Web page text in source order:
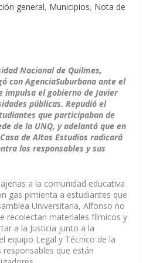
general, Municipios, Nota de
Nacional de Quilmes,
con AgenciaSuburbana ante el
impulsa el gobierno de Javier
públicas. Repudió el
que participaban de
de la UNQ, y adelantó que en
de Altos Estudios radicará
los responsables y sus
a la comunidad educativa
gas pimienta a estudiantes que
Universitaria, Alfonso no
recolectan materiales fílmicos y
a la Justicia junto a la
equipo Legal y Técnico de la
que están